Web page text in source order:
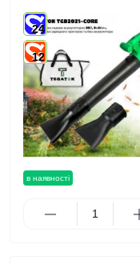
в наявності
24
12